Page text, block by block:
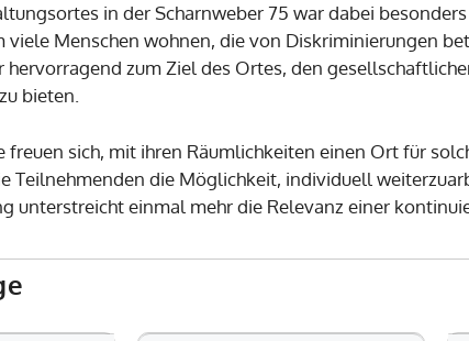
in der Scharnweber 75 war dabei
viele Menschen wohnen, die von Diskriminierungen
hervorragend zum Ziel des Ortes, den
bieten.
freuen sich, mit ihren Räumlichkeiten einen Ort für
Teilnehmenden die Möglichkeit, individuell
unterstreicht einmal mehr die Relevanz einer